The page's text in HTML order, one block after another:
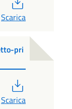
Scarica
pri
Scarica